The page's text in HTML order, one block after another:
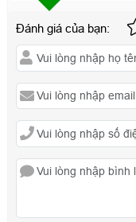
Đánh giá của bạn: